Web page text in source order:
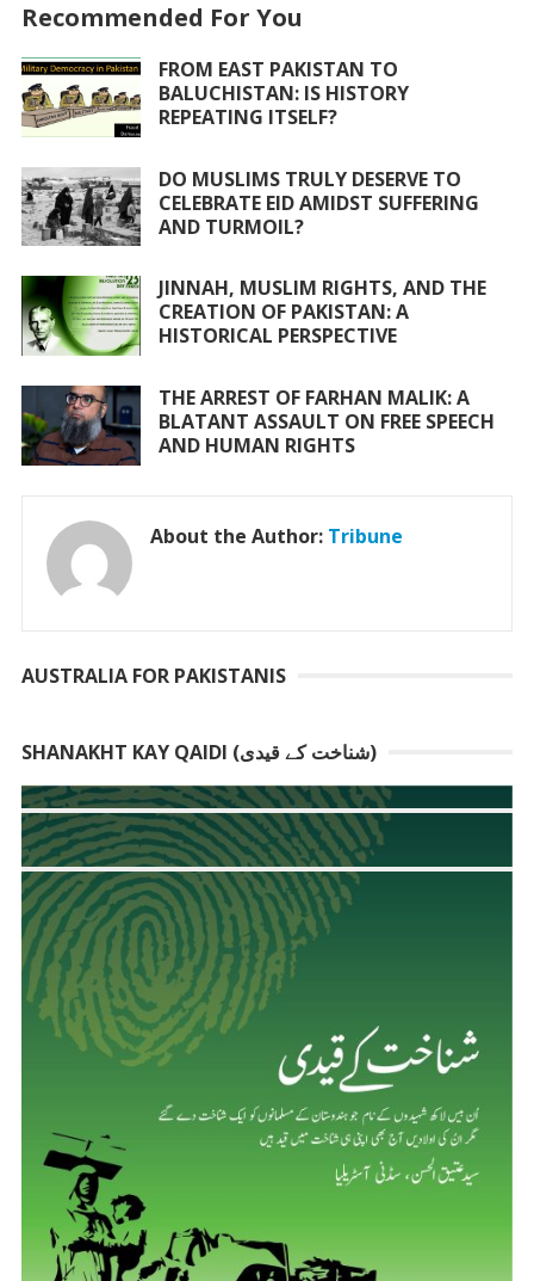
b
o
o
k
er s
A
p
l e
Recommended For You
FROM EAST PAKISTAN TO
BALUCHISTAN: IS HISTORY
REPEATING ITSELF?
DO MUSLIMS TRULY DESERVE TO
CELEBRATE EID AMIDST SUFFERING
AND TURMOIL?
JINNAH, MUSLIM RIGHTS, AND THE
CREATION OF PAKISTAN: A
HISTORICAL PERSPECTIVE
THE ARREST OF FARHAN MALIK: A
BLATANT ASSAULT ON FREE SPEECH
AND HUMAN RIGHTS
About the Author: Tribune
AUSTRALIA FOR PAKISTANIS
SHANAKHT KAY QAIDI (شناخت کے قیدی)